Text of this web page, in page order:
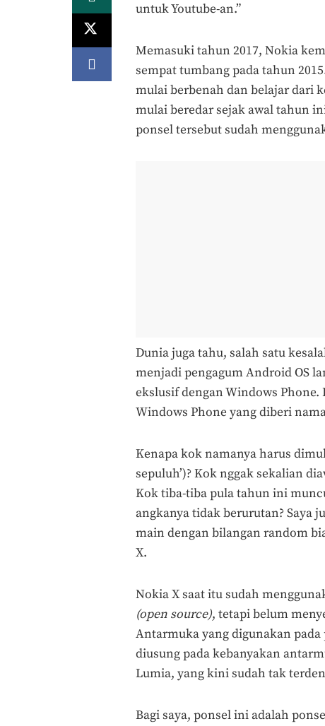
untuk Youtube-an.”
Memasuki tahun 2017, Nokia
sempat tumbang pada tahun
mulai berbenah dan belajar dari
mulai beredar sejak awal tahun
ponsel tersebut sudah
Dunia juga tahu, salah satu
menjadi pengagum Android OS
ekslusif dengan Windows
Windows Phone yang diberi
Kenapa kok namanya harus
sepuluh’)? Kok nggak sekalian
Kok tiba-tiba pula tahun ini
angkanya tidak berurutan? Saya
main dengan bilangan random
X.
Nokia X saat itu sudah
(open source), tetapi belum
Antarmuka yang digunakan
diusung pada kebanyakan
Lumia, yang kini sudah tak
Bagi saya, ponsel ini adalah